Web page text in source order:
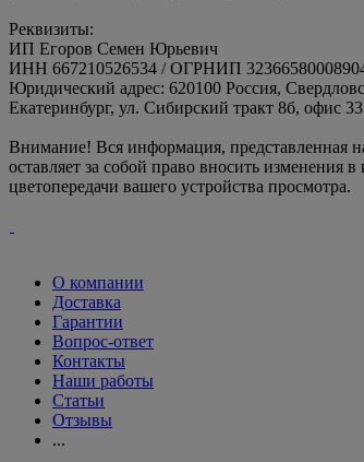
Реквизиты:
ИП Егоров Семен Юрьевич
ИНН 667210526534 / ОГРНИП
Юридический адрес: 620100 Россия,
Екатеринбург, ул. Сибирский тракт 8б, офис
Внимание! Вся информация, представленная
оставляет за собой право вносить изменения
цветопередачи вашего устройства просмотра.
О компании
Доставка
Гарантии
Вопрос-ответ
Контакты
Наши работы
Статьи
Отзывы
...